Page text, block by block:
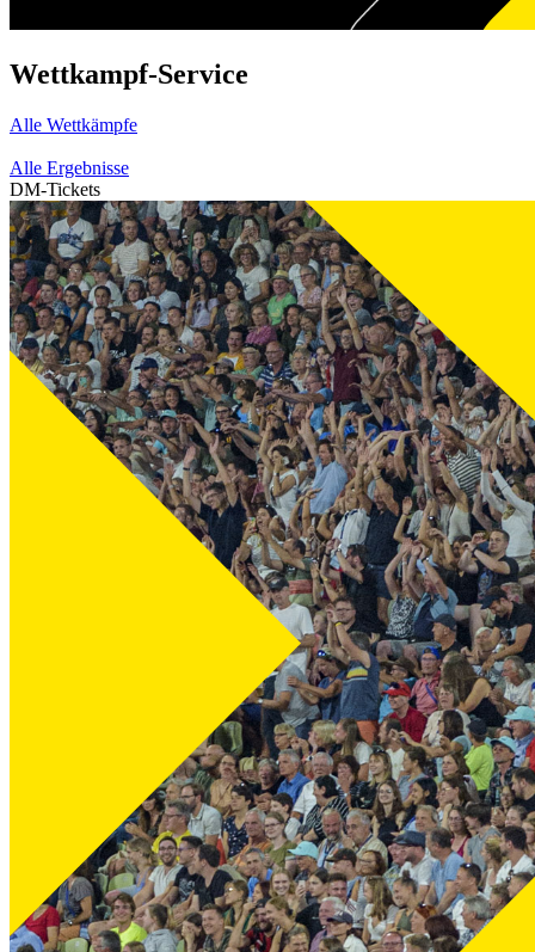
Wettkampf-Service
Alle Wettkämpfe
Alle Ergebnisse
DM-Tickets